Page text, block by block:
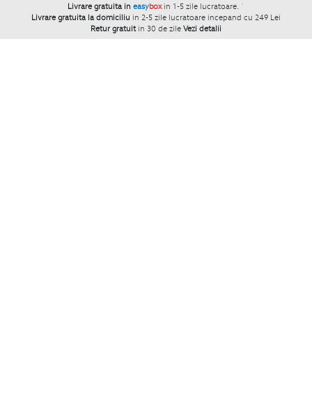
Livrare gratuita in easybox in 1-5 zile lucratoare. `
Livrare gratuita la domiciliu in 2-5 zile lucratoare incepand cu 249 Lei
Retur gratuit in 30 de zile Vezi detalii